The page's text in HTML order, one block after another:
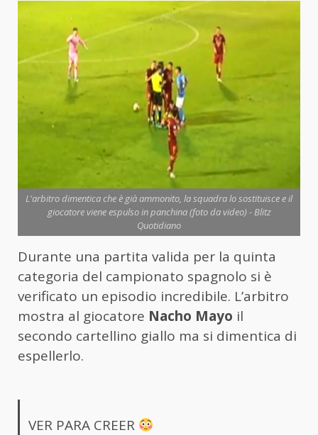
L'arbitro dimentica che è già ammonito, la squadra lo sostituisce e il
giocatore viene espulso in panchina (foto da video) - Blitz
Quotidiano
Durante una partita valida per la quinta
categoria del campionato spagnolo si è
verificato un episodio incredibile. L’arbitro
mostra al giocatore Nacho Mayo il
secondo cartellino giallo ma si dimentica di
espellerlo.
VER PARA CREER